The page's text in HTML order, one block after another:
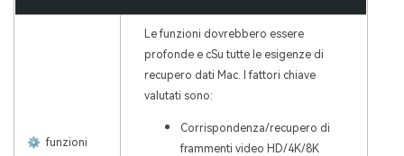
⚙ ️ funzioni
Le funzioni dovrebbero essere
profonde e cSu tutte le esigenze di
recupero dati Mac. I fattori chiave
valutati sono:
Corrispondenza/recupero di
frammenti video HD/4K/8K